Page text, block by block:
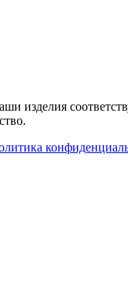
изделия